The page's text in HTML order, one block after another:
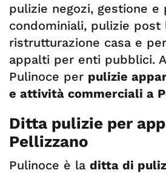
pulizie negozi, gestione e
condominiali, pulizie post
ristrutturazione casa e
appalti per enti pubblici.
Pulinoce per pulizie
e attività commerciali a
Ditta pulizie per
Pellizzano
Pulinoce è la ditta di